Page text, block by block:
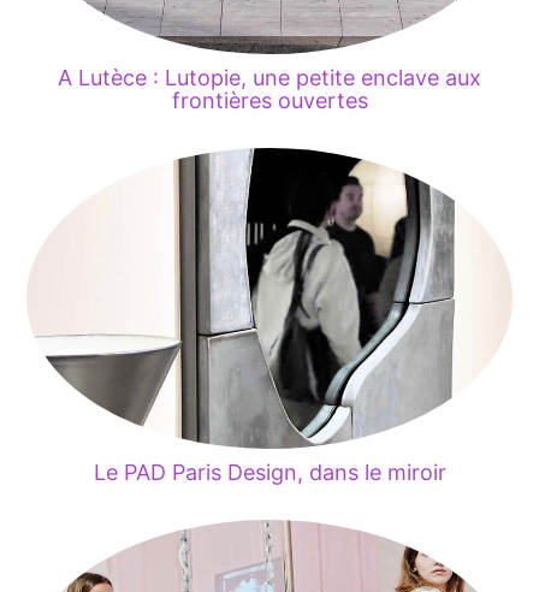
A Lutèce : Lutopie, une petite enclave aux
frontières ouvertes
Le PAD Paris Design, dans le miroir